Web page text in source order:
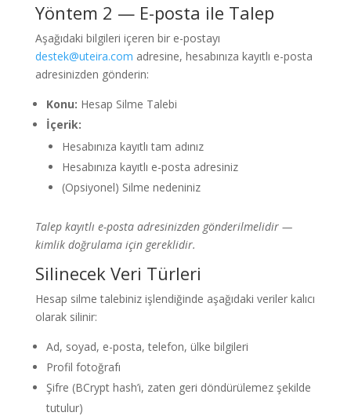
Yöntem 2 — E-posta ile Talep
Aşağıdaki bilgileri içeren bir e-postayı
destek@uteira.com adresine, hesabınıza kayıtlı e-posta
adresinizden gönderin:
Konu: Hesap Silme Talebi
İçerik:
Hesabınıza kayıtlı tam adınız
Hesabınıza kayıtlı e-posta adresiniz
(Opsiyonel) Silme nedeniniz
Talep kayıtlı e-posta adresinizden gönderilmelidir —
kimlik doğrulama için gereklidir.
Silinecek Veri Türleri
Hesap silme talebiniz işlendiğinde aşağıdaki veriler kalıcı
olarak silinir:
Ad, soyad, e-posta, telefon, ülke bilgileri
Profil fotoğrafı
Şifre (BCrypt hash’i, zaten geri döndürülemez şekilde
tutulur)